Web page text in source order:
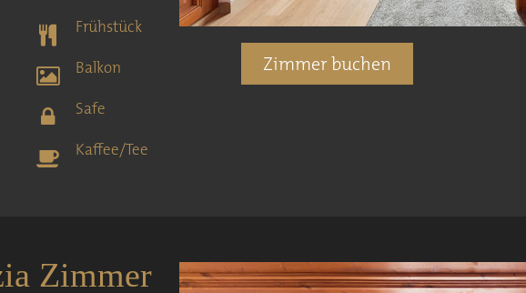
Frühstück
Balkon
Safe
Kaffee/Tee
Zimmer buchen
Zimmer